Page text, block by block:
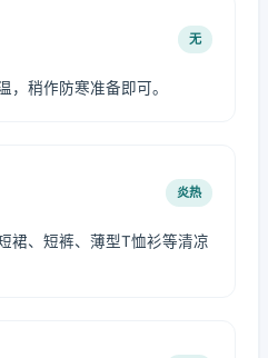
无
，稍作防寒准备即可。
炎热
裙、短裤、薄型T恤衫等清凉